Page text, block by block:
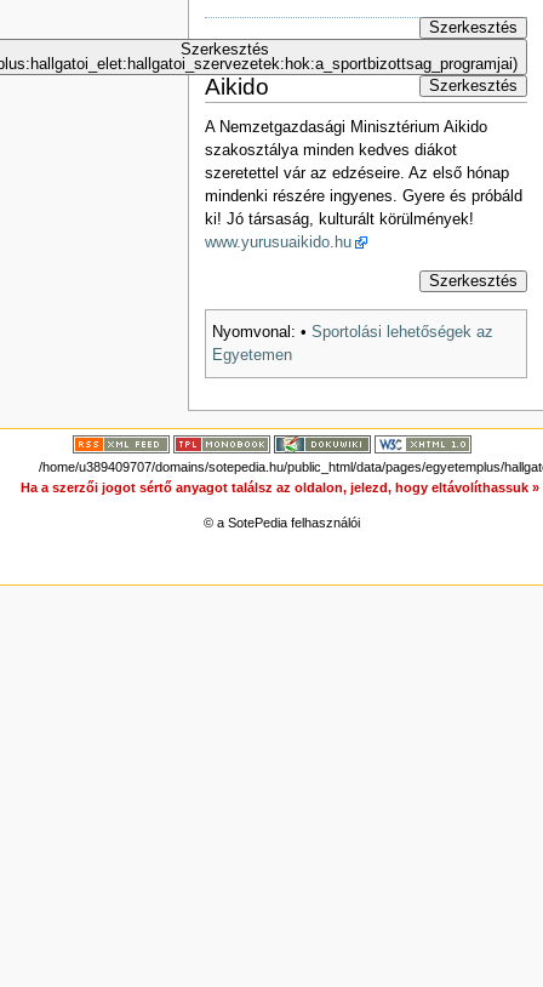
Szerkesztés
Szerkesztés
Szerkesztés
Aikido
A Nemzetgazdasági Minisztérium Aikido
szakosztálya minden kedves diákot
szeretettel vár az edzéseire. Az első hónap
mindenki részére ingyenes. Gyere és próbáld
ki! Jó társaság, kulturált körülmények!
www.yurusuaikido.hu
Szerkesztés
Nyomvonal: • Sportolási lehetőségek az
Egyetemen
/home/u389409707/domains/sotepedia.hu/public_html/data/pages/egyetemplus/
Ha a szerzői jogot sértő anyagot találsz az oldalon, jelezd, hogy eltávolíthassuk »
© a SotePedia felhasználói